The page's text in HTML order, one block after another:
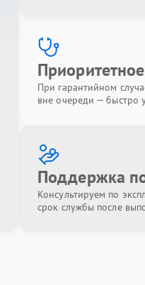
При гарантийном
вне очереди — быстро
Поддержка
Консультируем по
срок службы после